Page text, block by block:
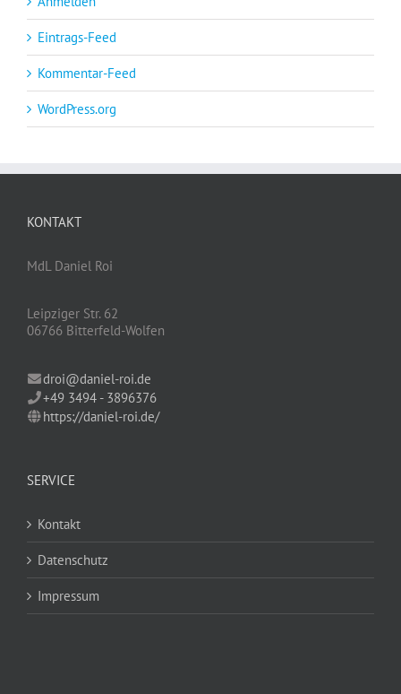
Eintrags-Feed
Kommentar-Feed
WordPress.org
KONTAKT
MdL Daniel Roi
Leipziger Str. 62
06766 Bitterfeld-Wolfen
droi@daniel-roi.de
+49 3494 - 3896376
https://daniel-roi.de/
SERVICE
Kontakt
Datenschutz
Impressum